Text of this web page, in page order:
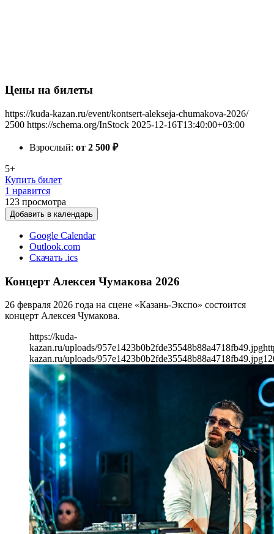
Цены на билеты
https://kuda-kazan.ru/event/kontsert-alekseja-chumakova-2026/
2500 https://schema.org/InStock 2025-12-16T13:40:00+03:00
Взрослый: от 2 500 ₽
5+
Купить билет
1 нравится
123 просмотра
Добавить в календарь
Google Calendar
Outlook.com
Скачать .ics
Концерт Алексея Чумакова 2026
26 февраля 2026 года на сцене «Казань-Экспо» состоится
концерт Алексея Чумакова.
https://kuda-
kazan.ru/uploads/957e1423b0b2fde35548b88a4718fb49.jpg
kazan.ru/uploads/957e1423b0b2fde35548b88a4718fb49.jpg